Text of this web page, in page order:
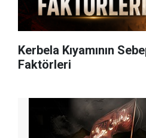
Kerbela Kıyamının
Faktörleri